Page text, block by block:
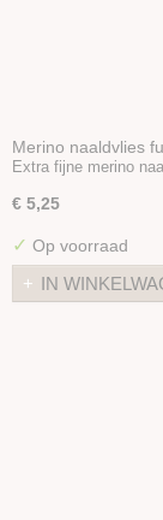
Merino naaldvlies
Extra fijne merino
€ 5,25
✓ Op voorraad
IN